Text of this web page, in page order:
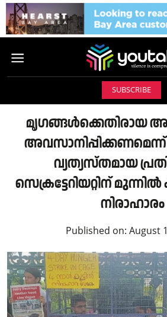
SUBSCRIBE
മൃഗങ്ങൾക്കെതിരായ
അവസാനിപ്പിക്കണമെന്ന്
വ്യത്യസ്തമായ
സെക്രട്ടേറിയറ്റിന്
നിരാഹാരം
Published on: August